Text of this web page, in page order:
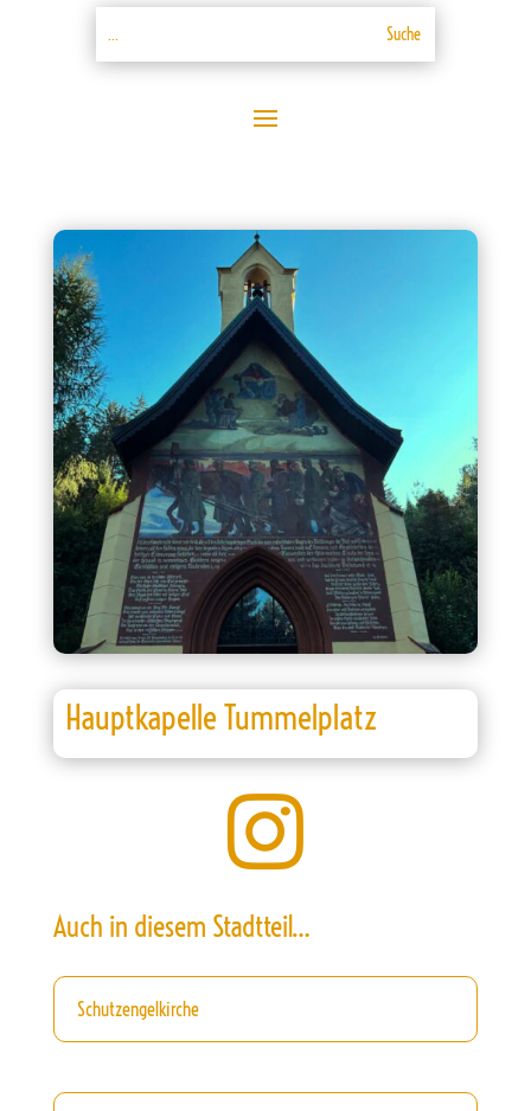
Hauptkapelle Tummelplatz

Auch in diesem Stadtteil…
Schutzengelkirche